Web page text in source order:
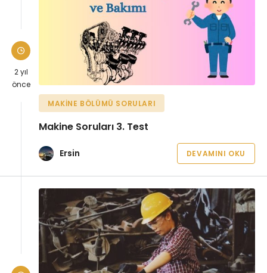
2 yıl
önce
MAKINE BÖLÜMÜ SORULARI
Makine Soruları 3. Test
Ersin DEVAMINI OKU